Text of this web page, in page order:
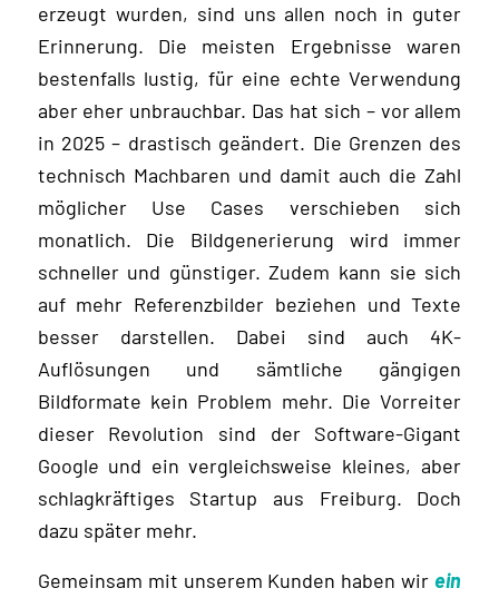
erzeugt wurden, sind uns allen noch in guter
Erinnerung. Die meisten Ergebnisse waren
bestenfalls lustig, für eine echte Verwendung
aber eher unbrauchbar. Das hat sich – vor allem
in 2025 – drastisch geändert. Die Grenzen des
technisch Machbaren und damit auch die Zahl
möglicher Use Cases verschieben sich
monatlich. Die Bildgenerierung wird immer
schneller und günstiger. Zudem kann sie sich
auf mehr Referenzbilder beziehen und Texte
besser darstellen. Dabei sind auch 4K-
Auflösungen und sämtliche gängigen
Bildformate kein Problem mehr. Die Vorreiter
dieser Revolution sind der Software-Gigant
Googleund ein vergleichsweise kleines, aber
schlagkräftiges Startup aus Freiburg. Doch
dazu später mehr.
Gemeinsam mit unserem Kunden haben wir ein